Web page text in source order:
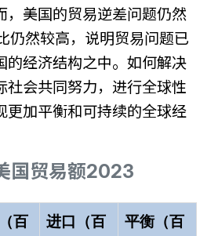
，美国的贸易逆差问题仍然
仍然较高，说明贸易问题已
的经济结构之中。如何解决
社会共同努力，进行全球性
更加平衡和可持续的全球经
国贸易额2023
百
进口 （百
平衡（百